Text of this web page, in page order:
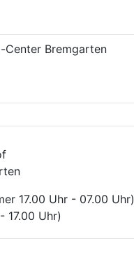
Center Bremgarten
17.00 Uhr - 07.00 Uhr)
17.00 Uhr)